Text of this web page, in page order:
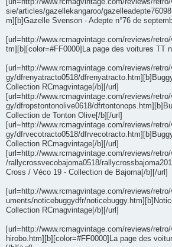
[url=http://www.rcmagvintage.com/reviews/
sie/articles/gazellekangaroo/
m][b]Gazelle Svenson - Adepte n°76 de
[url=http://www.rcmagvintage.com/reviews/
tm][b][color=#FF0000]La page des voitures TT
[url=http://www.rcmagvintage.com/reviews/
gy/dfrenyatracto0518/
Collection RCmagvintage[/b][/url]
[url=http://www.rcmagvintage.com/reviews/
gy/dfropstontonolive0618/
Collection de Tonton Olive[/b][/url]
[url=http://www.rcmagvintage.com/reviews/
gy/dfrvecotracto0518/
Collection RCmagvintage[/b][/url]
[url=http://www.rcmagvintage.com/reviews/
/rallycrossvecobajoma0518/
Cross / Véco 19 - Collection de Bajoma[/b][/url]
[url=http://www.rcmagvintage.com/reviews/
uments/noticebuggydfr/
Collection RCmagvintage[/b][/url]
[url=http://www.rcmagvintage.com/reviews/
hirobo.htm][b][color=#FF0000]La page des